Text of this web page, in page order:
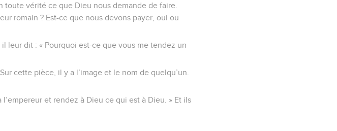
toute vérité ce que Dieu nous demande de faire.
romain ? Est-ce que nous devons payer, oui ou
leur dit : « Pourquoi est-ce que vous me tendez un
cette pièce, il y a l’image et le nom de quelqu’un.
et rendez à Dieu ce qui est à Dieu. » Et ils